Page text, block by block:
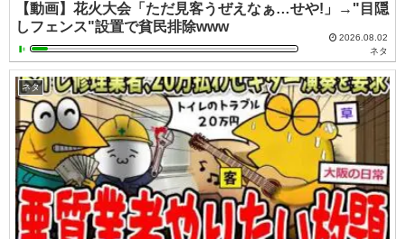
【動画】花火大会「ただ見客うぜえなぁ…せや!」→"目隠
しフェンス"設置で貧民排除www
2026.08.02
ネタ
ネタ